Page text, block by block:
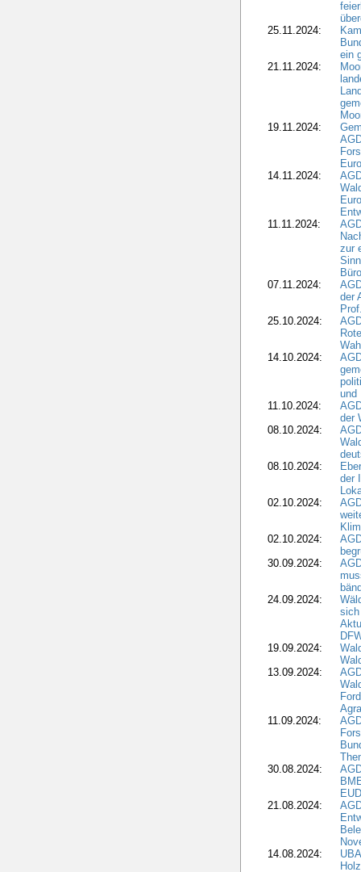
25.11.2024:
ein
21.11.2024:
19.11.2024:
14.11.2024:
11.11.2024:
zur
07.11.2024:
der
25.10.2024:
14.10.2024:
und
11.10.2024:
der
08.10.2024:
08.10.2024:
der
02.10.2024:
02.10.2024:
30.09.2024:
24.09.2024:
sich
19.09.2024:
13.09.2024:
11.09.2024:
30.08.2024:
21.08.2024:
14.08.2024: